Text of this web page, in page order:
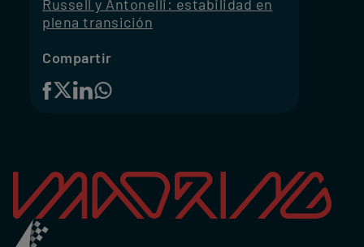
Russell y Antonelli: estabilidad en
plena transición
Compartir